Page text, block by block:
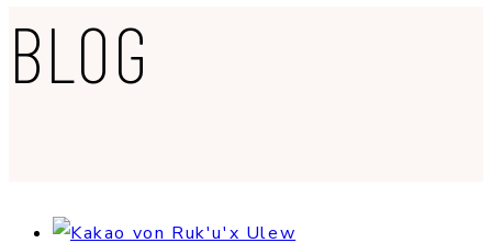
BLOG